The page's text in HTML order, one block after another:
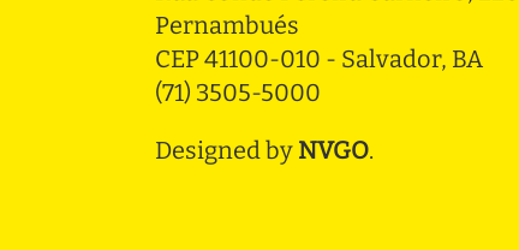
Pernambués
CEP 41100-010 - Salvador, BA
(71) 3505-5000
Designed by NVGO.